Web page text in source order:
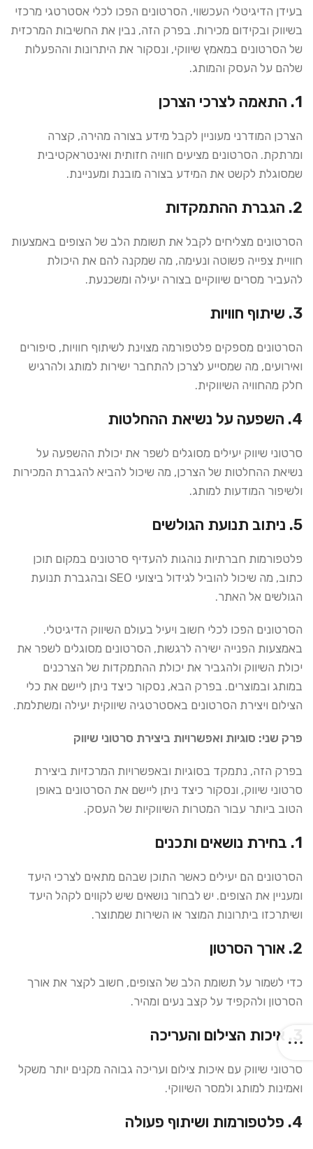
בעידן הדיגיטלי העכשווי, הסרטונים הפכו לכלי אסטרטגי מרכזי
בשיווק ובקידום מכירות. בפרק הזה, נבין את החשיבות המרכזית
של הסרטונים במאמץ שיווקי, ונסקור את היתרונות וההפעלות
שלהם על העסק והמותג.
1. התאמה לצרכי הצרכן
הצרכן המודרני מעוניין לקבל מידע בצורה מהירה, קצרה
ומרתקת. הסרטונים מציעים חוויה חזותית ואינטראקטיבית
שמסוגלת לקשט את המידע בצורה מובנת ומעניינת.
2. הגברת ההתמקדות
הסרטונים מצליחים לקבל את תשומת הלב של הצופים באמצעות
חוויית צפייה פשוטה ונעימה, מה שמקנה להם את היכולת
להעביר מסרים שיווקיים בצורה יעילה ומשכנעת.
3. שיתוף חוויות
הסרטונים מספקים פלטפורמה מצוינת לשיתוף חוויות, סיפורים
ואירועים, מה שמסייע לצרכן להתחבר ישירות למותג ולהרגיש
חלק מהחוויה השיווקית.
4. השפעה על נשיאת ההחלטות
סרטוני שיווק יעילים מסוגלים לשפר את יכולת ההשפעה על
נשיאת ההחלטות של הצרכן, מה שיכול להביא להגברת המכירות
ולשיפור המודעות למותג.
5. ניתוב תנועת הגולשים
פלטפורמות חברתיות נוהגות להעדיף סרטונים במקום תוכן
כתוב, מה שיכול להוביל לגידול ביצועי SEO ובהגברת תנועת
הגולשים אל האתר.
הסרטונים הפכו לכלי חשוב ויעיל בעולם השיווק הדיגיטלי.
באמצעות הפנייה ישירה לרגשות, הסרטונים מסוגלים לשפר את
יכולת השיווק ולהגביר את יכולת ההתמקדות של הצרכנים
במותג ובמוצרים. בפרק הבא, נסקור כיצד ניתן ליישם את כלי
הצילום ויצירת הסרטונים באסטרטגיה שיווקית יעילה ומשתלמת.
פרק שני: סוגיות ואפשרויות ביצירת סרטוני שיווק
בפרק הזה, נתמקד בסוגיות ובאפשרויות המרכזיות ביצירת
סרטוני שיווק, ונסקור כיצד ניתן ליישם את הסרטונים באופן
הטוב ביותר עבור המטרות השיווקיות של העסק.
1. בחירת נושאים ותכנים
הסרטונים הם יעילים כאשר התוכן שבהם מתאים לצרכי היעד
ומעניין את הצופים. יש לבחור נושאים שיש לקווים לקהל היעד
ושיתרכזו ביתרונות המוצר או השירות שמתוצר.
2. אורך הסרטון
כדי לשמור על תשומת הלב של הצופים, חשוב לקצר את אורך
הסרטון ולהקפיד על קצב נעים ומהיר.
סרטוני שיווק עם איכות צילום ועריכה גבוהה מקנים יותר משקל
ואמינות למותג ולמסר השיווקי.
4. פלטפורמות ושיתוף פעולה